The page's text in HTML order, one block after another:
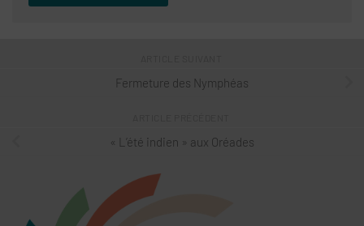
Fermeture des Nymphéas
« L’été indien » aux Oréades